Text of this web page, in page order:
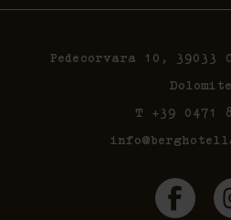
Pedecorvara 10, 39033
T +39 0471